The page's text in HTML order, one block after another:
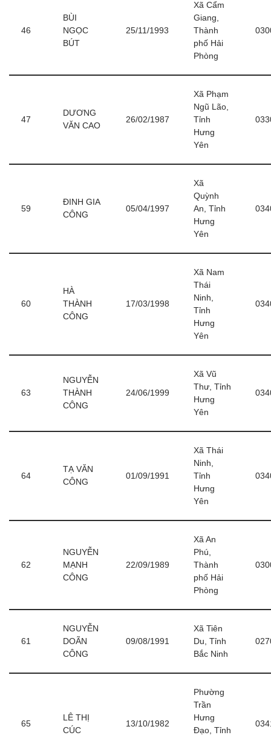
46
BÙI
NGỌC
BÚT
25/11/1993
Xã Cẩm
Giang,
Thành
phố Hải
Phòng
47
DƯƠNG
VĂN CAO
26/02/1987
Xã Phạm
Ngũ Lão,
Tỉnh
Hưng
Yên
59
ĐINH GIA
CÔNG
05/04/1997
Xã
Quỳnh
An, Tỉnh
Hưng
Yên
60
HÀ
THÀNH
CÔNG
17/03/1998
Xã Nam
Thái
Ninh,
Tỉnh
Hưng
Yên
63
NGUYỄN
THÀNH
CÔNG
24/06/1999
Xã Vũ
Thư, Tỉnh
Hưng
Yên
64
TẠ VĂN
CÔNG
01/09/1991
Xã Thái
Ninh,
Tỉnh
Hưng
Yên
62
NGUYỄN
MẠNH
CÔNG
22/09/1989
Xã An
Phú,
Thành
phố Hải
Phòng
61
NGUYỄN
DOÃN
CÔNG
09/08/1991
Xã Tiên
Du, Tỉnh
Bắc Ninh
65
LÊ THỊ
CÚC
13/10/1982
Phường
Trần
Hưng
Đạo, Tỉnh